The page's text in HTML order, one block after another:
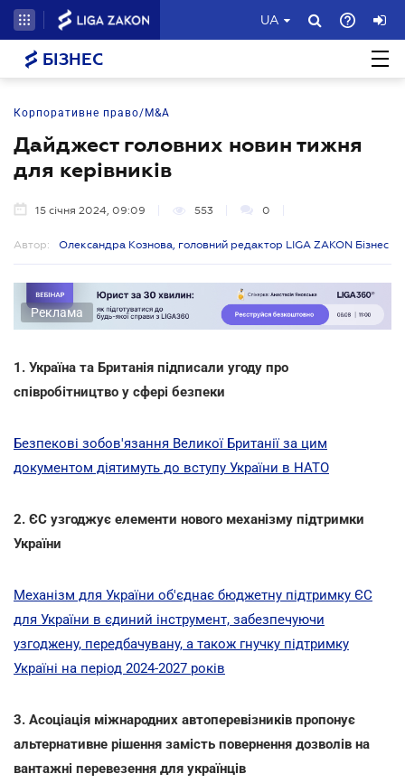
UA
БІЗНЕС
Корпоративне право/M&A
Дайджест головних новин тижня
для керівників
15 січня 2024, 09:09 553 0
Автор: Олександра Кознова, головний редактор LIGA ZAKON Бізнес
Реклама
1. Україна та Британія підписали угоду про
співробітництво у сфері безпеки
Безпекові зобов'язання Великої Британії за цим
документом діятимуть до вступу України в НАТО
2. ЄС узгоджує елементи нового механізму підтримки
України
Механізм для України об'єднає бюджетну підтримку ЄС
для України в єдиний інструмент, забезпечуючи
узгоджену, передбачувану, а також гнучку підтримку
Україні на період 2024-2027 років
3. Асоціація міжнародних автоперевізників пропонує
альтернативне рішення замість повернення дозволів на
вантажні перевезення для українців